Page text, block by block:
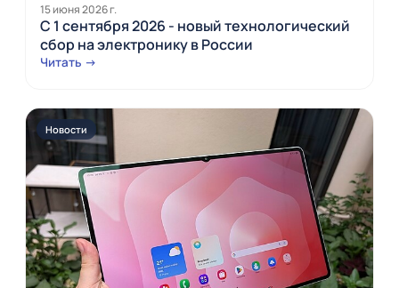
15 июня 2026 г.
С 1 сентября 2026 - новый технологический
сбор на электронику в России
Читать →
Новости